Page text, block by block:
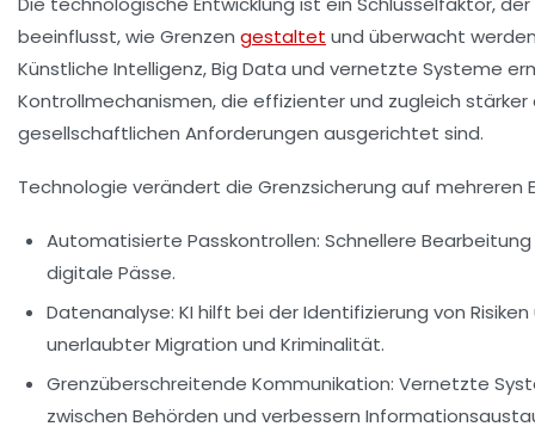
beeinflusst, wie Grenzen gestaltet und überwacht
Künstliche Intelligenz, Big Data und vernetzte Systeme
Kontrollmechanismen, die effizienter und zugleich
gesellschaftlichen Anforderungen ausgerichtet sind.
Technologie verändert die Grenzsicherung auf mehreren
Automatisierte Passkontrollen: Schnellere
digitale Pässe.
Datenanalyse: KI hilft bei der Identifizierung von
unerlaubter Migration und Kriminalität.
Grenzüberschreitende Kommunikation: Vernetzte
zwischen Behörden und verbessern